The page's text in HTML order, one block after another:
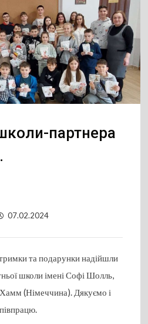
партнера
07.02.2024
та подарунки надійшли
школи імені Софі Шолль,
(Німеччина). Дякуємо і